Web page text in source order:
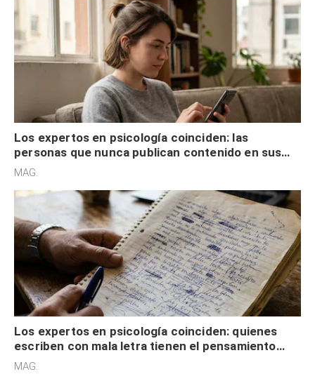
Los expertos en psicología coinciden: las
personas que nunca publican contenido en sus
redes sociales no pretenden buscar validación
MAG.
Los expertos en psicología coinciden: quienes
escriben con mala letra tienen el pensamiento
acelerado y no lo hacen por desinterés
MAG.